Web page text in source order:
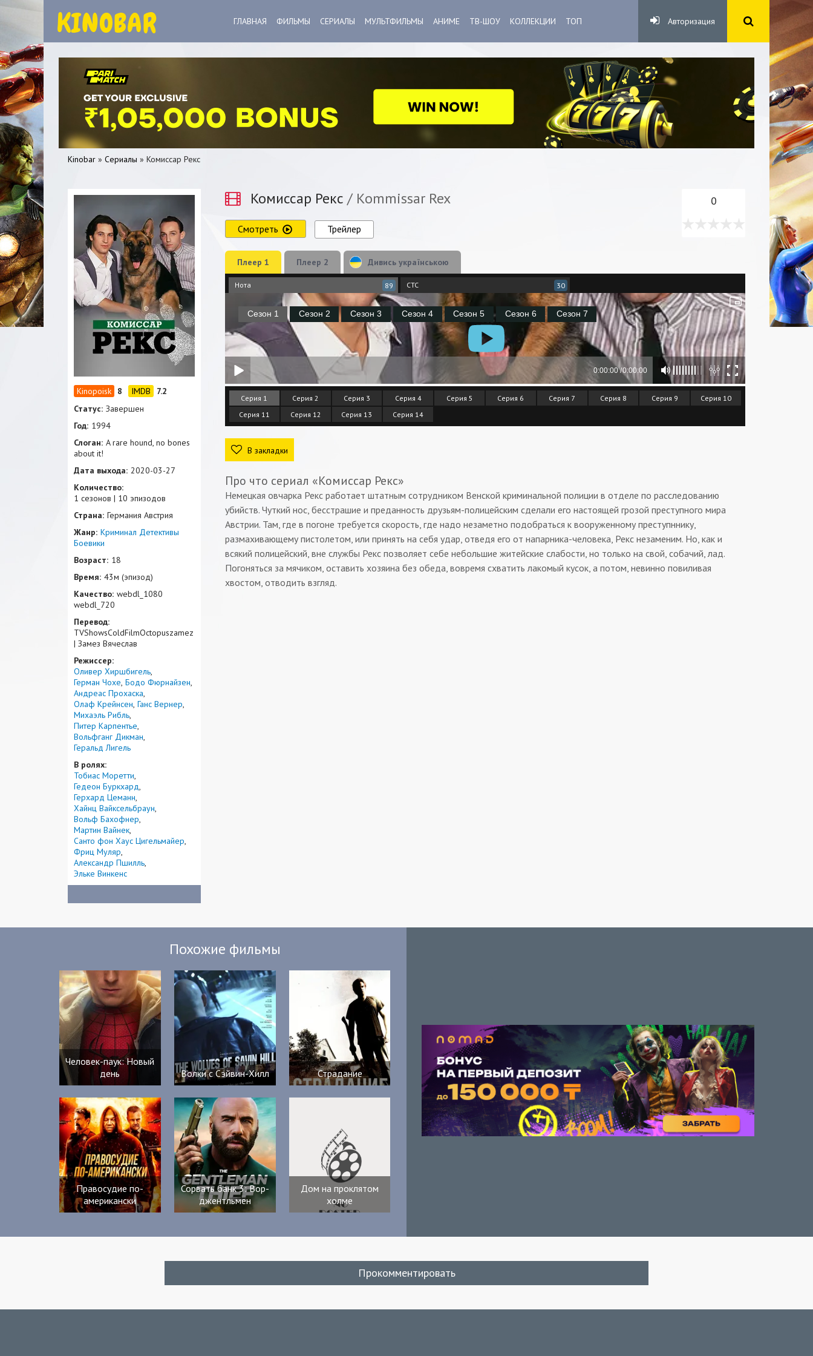
ГЛАВНАЯ ФИЛЬМЫ СЕРИАЛЫ МУЛЬТФИЛЬМЫ АНИМЕ ТВ-ШОУ КОЛЛЕКЦИИ ТОП Авторизация
Kinobar » Сериалы » Комиссар Рекс
Комиссар Рекс / Kommissar Rex 0
0
1 2 3 4 Смотреть Трейлер
Плеер 1 Плеер 2 Дивись українською
Нота 89 СТС 30
Серия 1 Серия 2 Серия 3 Серия 4 Серия 5 Серия 6 Серия 7 Серия 8 Серия 9
Серия 10
Серия 11
Серия 12 Серия 13 Серия 14
В закладки
Про что сериал «Комиссар Рекс»
Немецкая овчарка Рекс работает штатным сотрудником Венской криминальной полиции в отделе по расследованию
убийств. Чуткий нос, бесстрашие и преданность друзьям-полицейским сделали его настоящей грозой преступного мира
Австрии. Там, где в погоне требуется скорость, где надо незаметно подобраться к вооруженному преступннику,
размахивающему пистолетом, или принять на себя удар, отведя его от напарника-человека, Рекс незаменим. Но, как и
всякий полицейский, вне службы Рекс позволяет себе небольшие житейские слабости, но только на свой, собачий, лад.
Погоняться за мячиком, оставить хозяина без обеда, вовремя схватить лакомый кусок, а потом, невинно повиливая
хвостом, отводить взгляд.
8
7.2
Статус: Завершен
Год: 1994
Слоган: A rare hound, no bones
about it!
Дата выхода: 2020-03-27
Количество:
1 сезонов | 10 эпизодов
Страна: Германия Австрия
Жанр: Криминал Детективы
Боевики
Возраст: 18
Время: 43м (эпизод)
Качество: webdl_1080
webdl_720
Перевод:
TVShowsColdFilmOctopuszamez
| Замез Вячеслав
Режиссер:
Оливер Хиршбигель
Герман Чохе Бодо Фюрнайзен
Андреас Прохаска
Олаф Крейнсен Ганс Вернер
Михаэль Рибль
Питер Карпентье
Вольфганг Дикман
Геральд Лигель
В ролях:
Тобиас Моретти
Гедеон Буркхард
Герхард Цеманн
Хайнц Вайксельбраун
Вольф Бахофнер
Мартин Вайнек
Санто фон Хаус Цигельмайер
Фриц Муляр
Александр Пшилль
Эльке Винкенс
Похожие фильмы
Человек-паук: Новый
день
Волки с Сэйвин-Хилл Страдание
Правосудие по-
американски
Сорвать банк 3: Вор-
джентльмен
Дом на проклятом
холме
Прокомментировать